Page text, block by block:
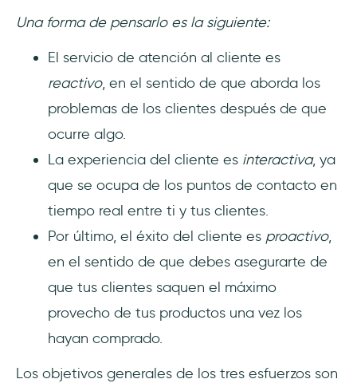
Una forma de pensarlo es la siguiente:
El servicio de atención al cliente es
reactivo, en el sentido de que aborda los
problemas de los clientes después de que
ocurre algo.
La experiencia del cliente es interactiva, ya
que se ocupa de los puntos de contacto en
tiempo real entre ti y tus clientes.
Por último, el éxito del cliente es proactivo,
en el sentido de que debes asegurarte de
que tus clientes saquen el máximo
provecho de tus productos una vez los
hayan comprado.
Los objetivos generales de los tres esfuerzos son